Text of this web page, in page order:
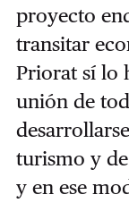
proyecto
transitar
Priorat sí lo
unión de
turismo y
y en ese